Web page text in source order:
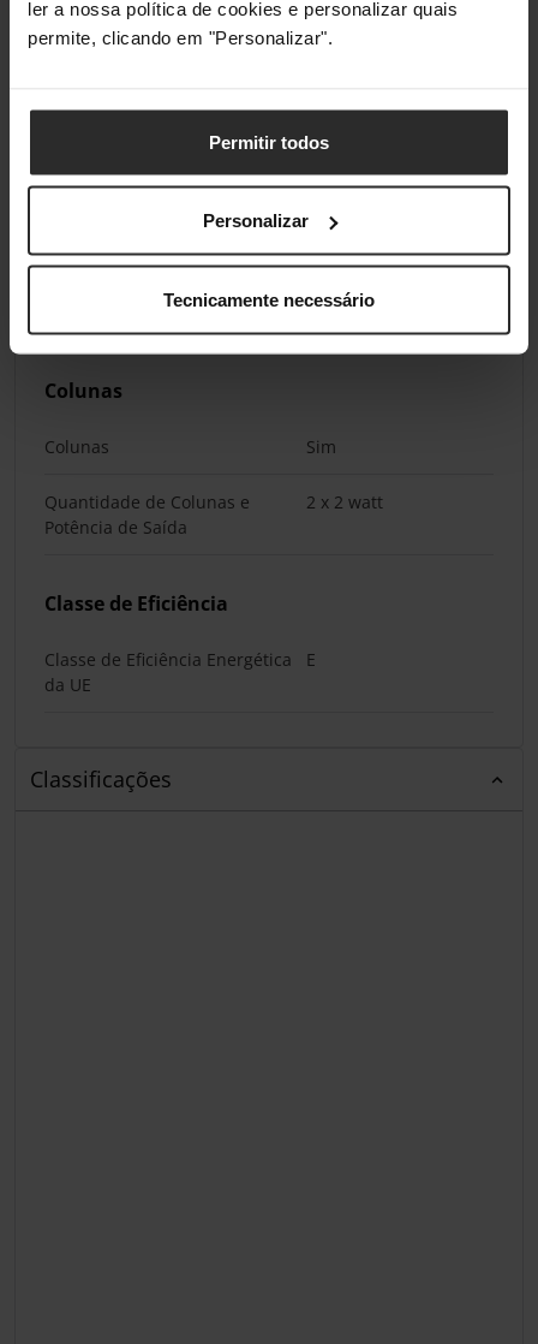
ler a nossa política de cookies e personalizar quais
permite, clicando em "Personalizar".
Permitir todos
Personalizar
Tecnicamente necessário
Ergonomia
Pivô Sim
Montagem
Colunas
Colunas Sim
Quantidade de Colunas e
Potência de Saída
2 x 2 watt
Classe de Eficiência
Classe de Eficiência Energética
da UE
E
Classificações